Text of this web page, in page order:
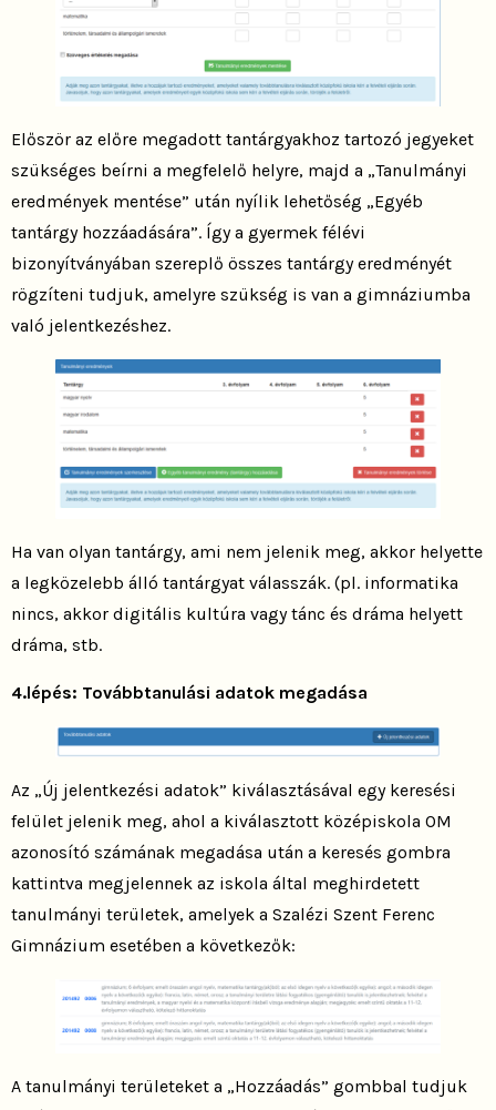
Először az előre megadott tantárgyakhoz tartozó jegyeket
szükséges beírni a megfelelő helyre, majd a „Tanulmányi
eredmények mentése” után nyílik lehetőség „Egyéb
tantárgy hozzáadására”. Így a gyermek félévi
bizonyítványában szereplő összes tantárgy eredményét
rögzíteni tudjuk, amelyre szükség is van a gimnáziumba
való jelentkezéshez.
Ha van olyan tantárgy, ami nem jelenik meg, akkor helyette
a legközelebb álló tantárgyat válasszák. (pl. informatika
nincs, akkor digitális kultúra vagy tánc és dráma helyett
dráma, stb.
4.lépés: Továbbtanulási adatok megadása
Az „Új jelentkezési adatok” kiválasztásával egy keresési
felület jelenik meg, ahol a kiválasztott középiskola OM
azonosító számának megadása után a keresés gombra
kattintva megjelennek az iskola által meghirdetett
tanulmányi területek, amelyek a Szalézi Szent Ferenc
Gimnázium esetében a következők:
A tanulmányi területeket a „Hozzáadás” gombbal tudjuk